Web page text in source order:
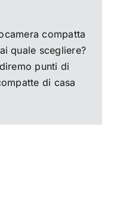
compatta
quale scegliere?
punti di
di casa